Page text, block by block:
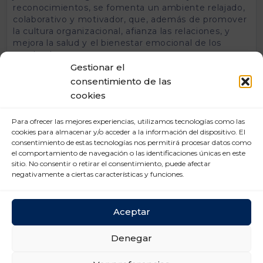
Gestionar el
consentimiento de las
cookies
Para ofrecer las mejores experiencias, utilizamos tecnologías como las
cookies para almacenar y/o acceder a la información del dispositivo. El
consentimiento de estas tecnologías nos permitirá procesar datos como
el comportamiento de navegación o las identificaciones únicas en este
sitio. No consentir o retirar el consentimiento, puede afectar
negativamente a ciertas características y funciones.
Aceptar
Denegar
reconocimientos, se fomenta un ambiente relajado,
colaborativo y motivador, que, además de promover
la cultura organizacional, afianza las relaciones, y
mejora la salud y el bienestar emocional de los
empleados.
Mide, ajusta y mejora continuamente
Como cualquier proceso, la comunicación interna
como el nivel de participación en acciones internas,
la comprensión de mensajes clave, la satisfacción de
los empleados y el clima organizacional son
fundamentales para evaluar si la estrategia está
funcionando correctamente. Además, permiten
identificar áreas de oportunidad y diseñar nuevas
del equipo.
Categoría: